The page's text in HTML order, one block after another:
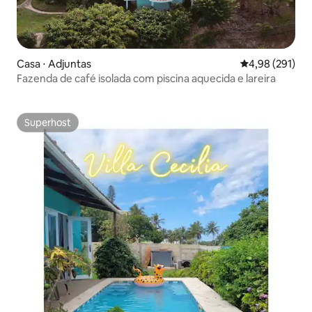
Casa ⋅ Adjuntas 4,98 de uma
4,98 (291)
Fazenda de café isolada com piscina aquecida e lareira
Superhost
Superhost